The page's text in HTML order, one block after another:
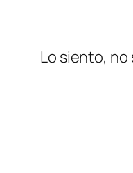
Lo siento, no